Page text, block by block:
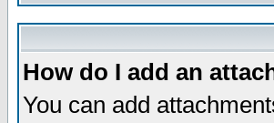
How do I add an
You can add